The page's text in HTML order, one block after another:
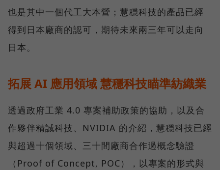
也是其中一個代工大本營；慧穩科技的產品已經
得到日本廠商的認可，期待未來兩三年可以走向
日本。
拓展 AI 應用領域 慧穩科技瞄準紡織業
透過政府工業 4.0 專案補助政策的協助，以及合
作夥伴精誠科技、NVIDIA 的介紹，慧穩科技已經
與超過十個領域、三十間廠商合作過概念驗證
（Proof of Concept, POC），以專案的形式與